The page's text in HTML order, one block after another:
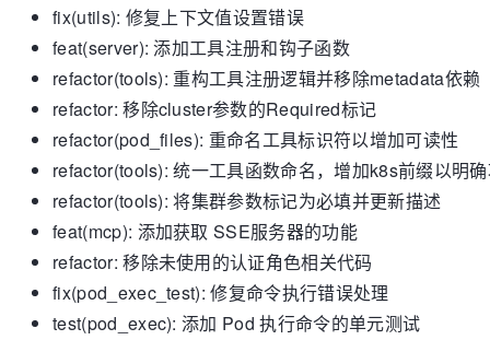
fix(utils): 修复上下文值设置错误
feat(server): 添加工具注册和钩子函数
refactor(tools): 重构工具注册逻辑并移除metadata依赖
refactor: 移除cluster参数的Required标记
refactor(pod_files): 重命名工具标识符以增加可读性
refactor(tools): 统一工具函数命名，增加k8s前缀以明
refactor(tools): 将集群参数标记为必填并更新描述
feat(mcp): 添加获取 SSE服务器的功能
refactor: 移除未使用的认证角色相关代码
fix(pod_exec_test): 修复命令执行错误处理
test(pod_exec): 添加 Pod 执行命令的单元测试